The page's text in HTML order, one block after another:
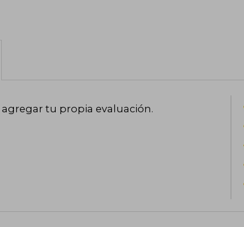
tu propia evaluación.